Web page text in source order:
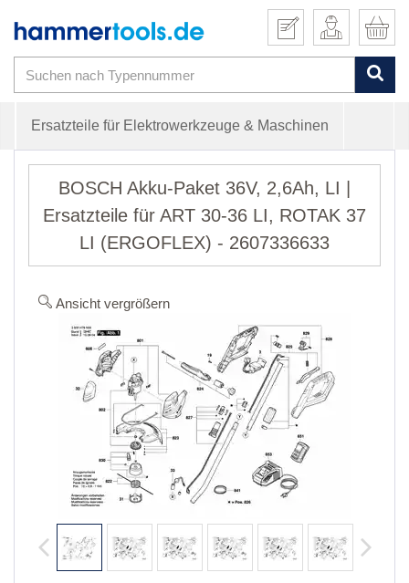
Ersatzteile für Elektrowerkzeuge & Maschinen
BOSCH Akku-Paket 36V, 2,6Ah, LI |
Ersatzteile für ART 30-36 LI, ROTAK 37
LI (ERGOFLEX) - 2607336633
Ansicht vergrößern